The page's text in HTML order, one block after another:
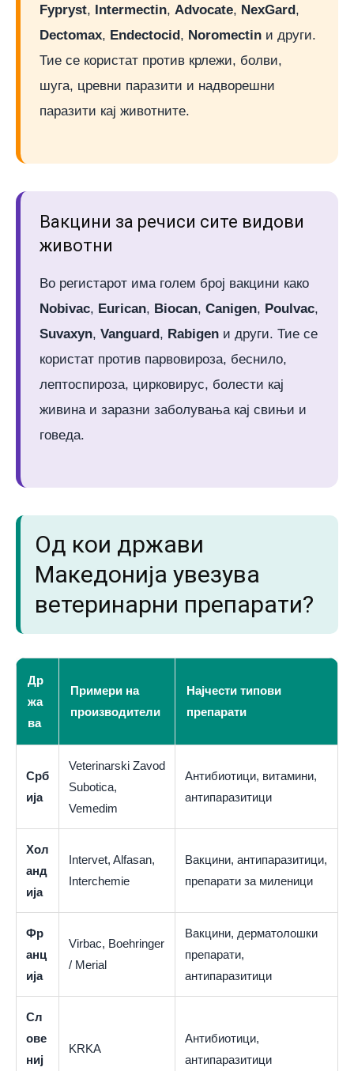
Fypryst, Intermectin, Advocate, NexGard,
Dectomax, Endectocid, Noromectin и други.
Тие се користат против крлежи, болви,
шуга, цревни паразити и надворешни
паразити кај животните.
Вакцини за речиси сите видови
животни
Во регистарот има голем број вакцини како
Nobivac, Eurican, Biocan, Canigen, Poulvac,
Suvaxyn, Vanguard, Rabigen и други. Тие се
користат против парвовироза, беснило,
лептоспироза, цирковирус, болести кај
живина и заразни заболувања кај свињи и
говеда.
Од кои држави
Македонија увезува
ветеринарни препарати?
Др
жа
ва
Примери на
производители
Најчести типови
препарати
Срб
ија
Veterinarski Zavod
Subotica,
Vemedim
Антибиотици, витамини,
антипаразитици
Хол
анд
ија
Intervet, Alfasan,
Interchemie
Вакцини, антипаразитици,
препарати за миленици
Фр
анц
ија
Virbac, Boehringer
/ Merial
Вакцини, дерматолошки
препарати,
антипаразитици
Сл
ове
ниј
KRKA
Антибиотици,
антипаразитици